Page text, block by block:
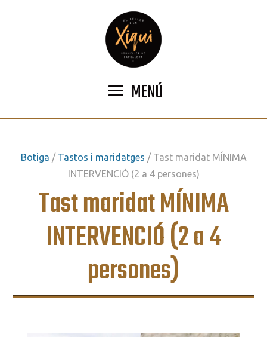
MENÚ
Botiga / Tastos i maridatges / Tast maridat MÍNIMA
INTERVENCIÓ (2 a 4 persones)
Tast maridat MÍNIMA
INTERVENCIÓ (2 a 4
persones)